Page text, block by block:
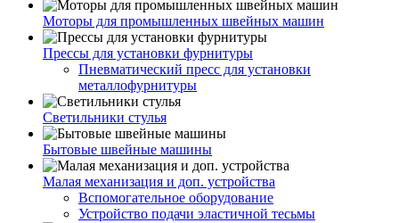
Моторы для промышленных швейных машин
Прессы для установки фурнитуры
Пневматический пресс для установки
металлофурнитуры
Светильники стулья
Бытовые швейные машины
Малая механизация и доп. устройства
Вспомогательное оборудование
Устройство подачи эластичной тесьмы